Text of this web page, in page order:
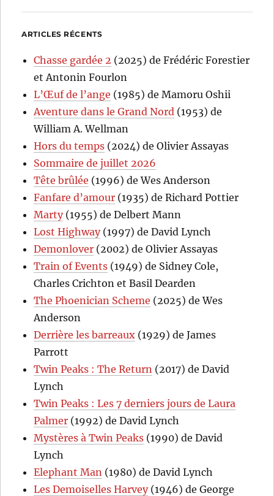
ARTICLES RÉCENTS
Chasse gardée 2 (2025) de Frédéric Forestier
et Antonin Fourlon
L’Œuf de l’ange (1985) de Mamoru Oshii
Aventure dans le Grand Nord (1953) de
William A. Wellman
Hors du temps (2024) de Olivier Assayas
Sommaire de juillet 2026
Tête brûlée (1996) de Wes Anderson
Fanfare d’amour (1935) de Richard Pottier
Marty(1955) de Delbert Mann
Lost Highway(1997) de David Lynch
Demonlover (2002) de Olivier Assayas
Train of Events (1949) de Sidney Cole,
Charles Crichton et Basil Dearden
The Phoenician Scheme (2025) de Wes
Anderson
Derrière les barreaux (1929) de James
Parrott
Twin Peaks : The Return (2017) de David
Lynch
Twin Peaks : Les 7 derniers jours de Laura
Palmer (1992) de David Lynch
Mystères à Twin Peaks (1990) de David
Lynch
Elephant Man (1980) de David Lynch
Les Demoiselles Harvey(1946) de George